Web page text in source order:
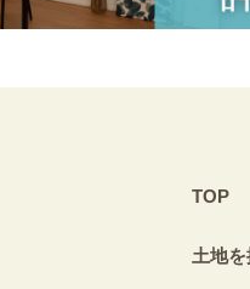
TOP
土地